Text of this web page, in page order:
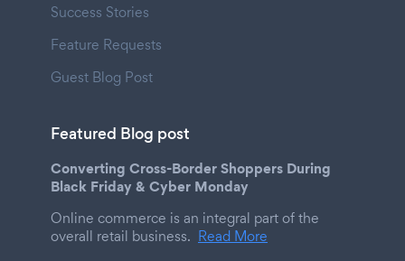
Success Stories
Feature Requests
Guest Blog Post
Featured Blog post
Converting Cross-Border Shoppers During
Black Friday & Cyber Monday
Online commerce is an integral part of the
overall retail business. Read More